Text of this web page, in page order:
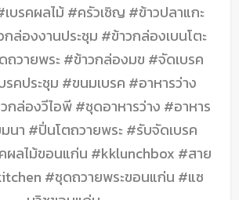
บรคผลไม้ #ครัวเชิญ #ข้าวปลาแกะ
ล่องงานประชุม #ข้าวกล่องเบนโตะ
ถวายพระ #ข้าวกล่องมข #จัดเบรค
คประชุม #ขนมเบรค #อาหารว่าง
กล่องวีไอพี #ชุดอาหารว่าง #อาหาร
นา #ปิ่นโตถวายพระ #รับจัดเบรค
ผลไม้ขอนแก่น #kklunchbox #สาย
#ชุดถวายพระขอนแก่น #แซ